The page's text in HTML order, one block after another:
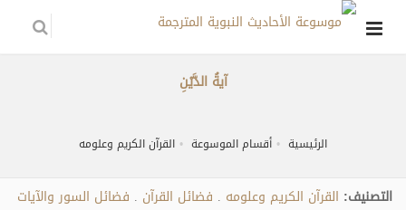
آيةُ الدَّيْنِ
الرئيسية أقسام الموسوعة القرآن الكريم وعلومه
التصنيف: القرآن الكريم وعلومه فضائل القرآن فضائل السور والآيات